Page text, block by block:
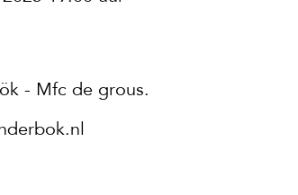
- Mfc de grous.